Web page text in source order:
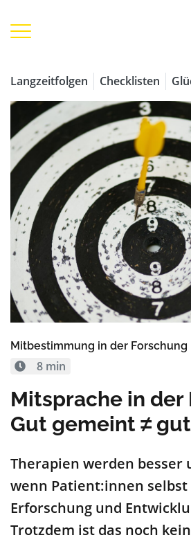
Langzeitfolgen Checklisten
Mitbestimmung in der Forschung
8 min
Mitsprache in der
Gut gemeint ≠
Therapien werden besser
wenn Patient:innen
Erforschung und
Trotzdem ist das noch